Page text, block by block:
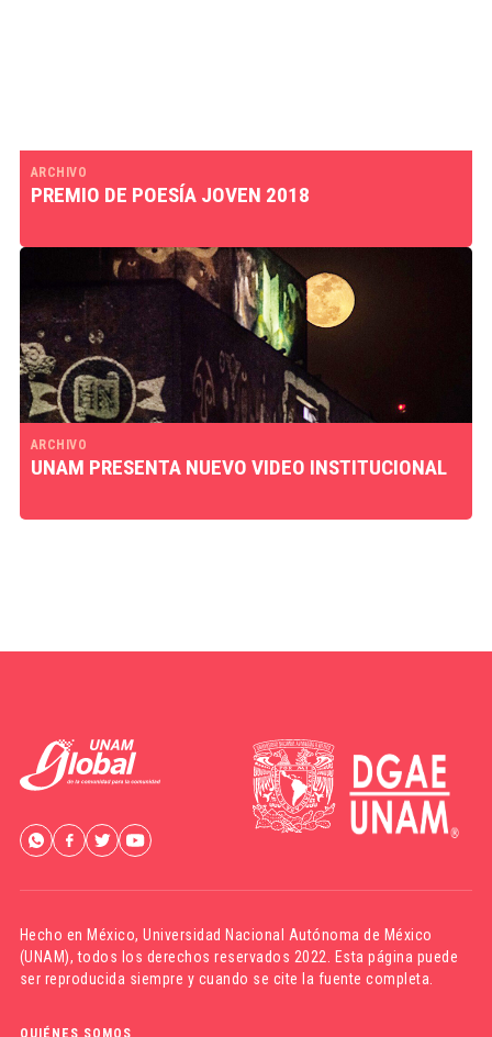
ARCHIVO
PREMIO DE POESÍA JOVEN 2018
ARCHIVO
UNAM PRESENTA NUEVO VIDEO INSTITUCIONAL
Hecho en México,Universidad Nacional Autónoma de México
(UNAM), todos los derechos reservados 2022. Esta página puede
ser reproducida siempre y cuando se cite la fuente completa.
QUIÉNES SOMOS